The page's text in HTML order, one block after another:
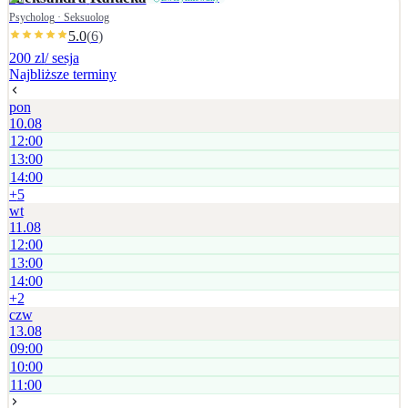
Psycholog · Seksuolog
5.0(6)
200 zl/ sesja
Najbliższe terminy
pon
10.08
12:00
13:00
14:00
+5
wt
11.08
12:00
13:00
14:00
+2
czw
13.08
09:00
10:00
11:00